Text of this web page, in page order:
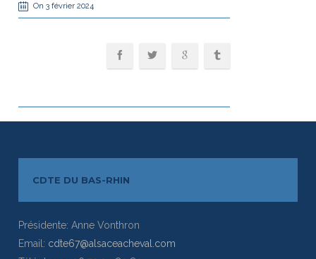
On 3 février 2024
CDTE DU BAS-RHIN
Présidente: Anne Vonthron
Email: cdte67@alsaceacheval.com